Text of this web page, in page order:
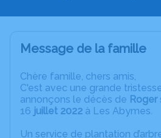
Message de la famille
Chère famille, chers amis,
C'est avec une grande
annonçons le décès de Roger
16 juillet 2022 à Les Abymes.
Un service de plantation